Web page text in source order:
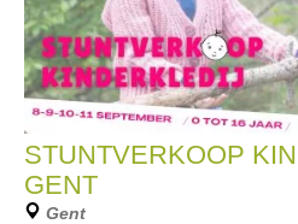
STUNTVERKOOP
GENT
Gent